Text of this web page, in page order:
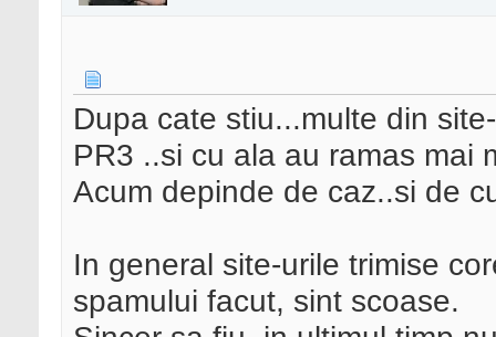
Dupa cate stiu...multe din
PR3 ..si cu ala au ramas mai
Acum depinde de caz..si de
In general site-urile trimise
spamului facut, sint scoase.